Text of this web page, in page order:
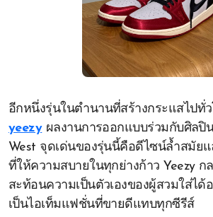
อีกหนึ่งรุ่นในตำนานที่สร้างกระแสไปทั่
yeezyผลงานการออกแบบร่วมกับศิลปิ
West จุดเด่นของรุ่นนี้คือดีไซน์ล้ำสมัย
ที่ให้ความสบายในทุกย่างก้าว Yeezy ก
สะท้อนความเป็นตัวเองของผู้สวมใส่ได้
เป็นไอเท็มแฟชั่นที่ขายดีแทบทุกซีรีส์